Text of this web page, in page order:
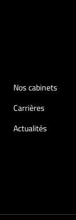
Nos cabinets
Carrières
Actualités